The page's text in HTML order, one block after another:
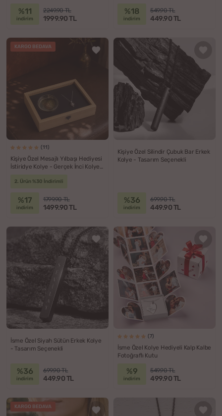
%11
indirim
2249.90 TL
1999.90 TL
%18
indirim
549.90 TL
449.90 TL
KARGO BEDAVA
(11)
Kişiye Özel Mesajlı Yılbaşı Hediyesi
İstiridye Kolye - Gerçek İnci Kolye
2. Ürün %30 İndirimli
%17
indirim
1799.90 TL
1499.90 TL
Kişiye Özel Silindir Çubuk Bar Erkek
Kolye - Tasarım Seçenekli
%36
indirim
699.90 TL
449.90 TL
İsme Özel Siyah Sütün Erkek Kolye
- Tasarım Seçenekli
%36
indirim
699.90 TL
449.90 TL
(7)
İsme Özel Kolye Hediyeli Kalp Kalbe
Fotoğraflı Kutu
%9
indirim
549.90 TL
499.90 TL
KARGO BEDAVA